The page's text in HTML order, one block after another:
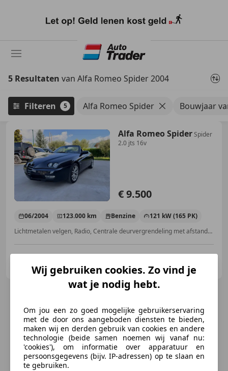
naar
5 Resultaten van Alfa Romeo Spider 2004
Filteren 5 Alfa Romeo Spider Bouwjaar
Alfa Romeo SpiderSpider
2.0 jts 16v
€ 9.500
06/2004 123.000 km Benzine
121 kW (165 PK)
Lichtmetalen velgen, Radio, Centrale deurvergrendeling met afstandsbediening, Mistlampen, Armsteun, Traction control, Lederen stuurwiel, Niet-rokers auto
Pasquale Di Mieri Srls
IT-84039 Teggiano
Wij gebruiken cookies. Zo vind je
wat je nodig hebt.
Om jou een zo goed mogelijke gebruikerservaring
met de door ons aangeboden diensten te bieden,
maken wij en derden gebruik van cookies en andere
technologie (beide samen noemen wij vanaf nu:
'cookies'), om informatie over apparatuur en
persoonsgegevens (bijv. IP-adressen) op te slaan en
te gebruiken.